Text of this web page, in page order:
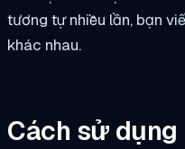
tương tự nhiều lần, bạn
khác nhau.
Cách sử dụng